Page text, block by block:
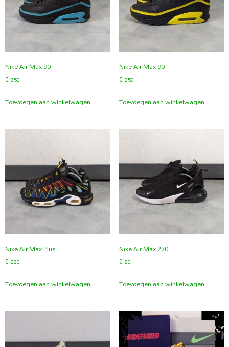
Nike Air Max 90
€250
Toevoegen aan winkelwagen
Nike Air Max 90
€250
Toevoegen aan winkelwagen
Nike Air Max Plus
€220
Toevoegen aan winkelwagen
Nike Air Max 270
€80
Toevoegen aan winkelwagen